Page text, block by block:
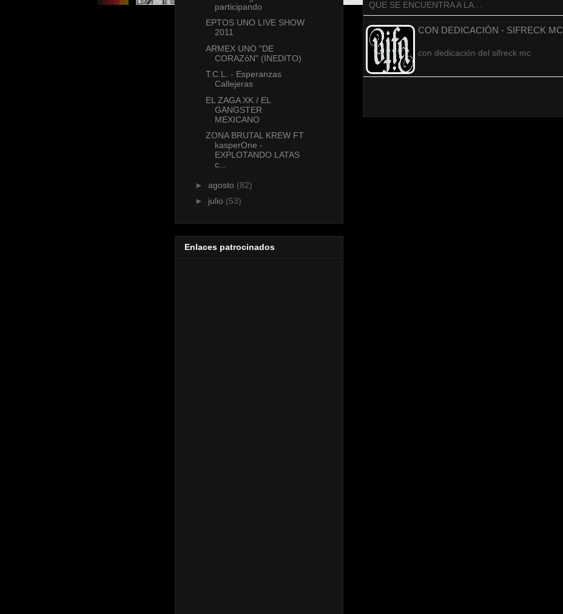
QUE SE ENCUENTRA A LA…
CON DEDICACIÓN - SIFRECK MC
con dedicación del sifreck mc
participando
EPTOS UNO LIVE SHOW
2011
ARMEX UNO "DE
CORAZóN" (INEDITO)
T.C.L. - Esperanzas
Callejeras
EL ZAGA XK / EL
GANGSTER
MEXICANO
ZONA BRUTAL KREW FT
kasperOne -
EXPLOTANDO LATAS
c...
► agosto (82)
► julio (53)
Enlaces patrocinados